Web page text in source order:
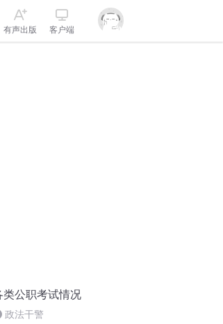
有声出版 客户端
类公职考试情况
政法干警